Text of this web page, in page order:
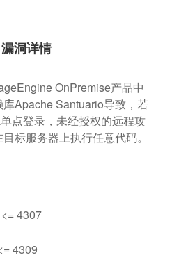
漏洞详情
OnPremise产品中
Apache Santuario导致，若
点登录，未经授权的远程攻
标服务器上执行任意代码。
4307
4309